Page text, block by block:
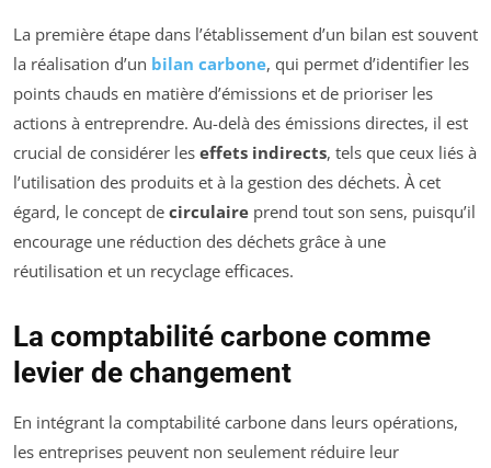
La première étape dans l’établissement d’un bilan est souvent
la réalisation d’un bilan carbone, qui permet d’identifier les
points chauds en matière d’émissions et de prioriser les
actions à entreprendre. Au-delà des émissions directes, il est
crucial de considérer les effets indirects, tels que ceux liés à
l’utilisation des produits et à la gestion des déchets. À cet
égard, le concept de circulaire prend tout son sens, puisqu’il
encourage une réduction des déchets grâce à une
réutilisation et un recyclage efficaces.
La comptabilité carbone comme
levier de changement
En intégrant la comptabilité carbone dans leurs opérations,
les entreprises peuvent non seulement réduire leur